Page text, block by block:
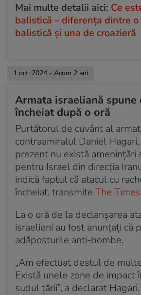
Mai multe detalii aici: Ce
balistică – diferenţa dintre o
balistică şi una de croazieră
1 oct. 2024 - Acum 2 ani
Armata israeliană spune
încheiat după o oră
Purtătorul de cuvânt al
contraamiralul Daniel
prezent nu există amenințări
pentru Israel din direcția
indică faptul că atacul cu
încheiat, transmite The
La o oră de la declanșarea
israelieni au fost anunțați că
adăposturile anti-bombe.
„Am efectuat destul de
Există unele zone de impact
sudul țării”, a declarat Hagari.